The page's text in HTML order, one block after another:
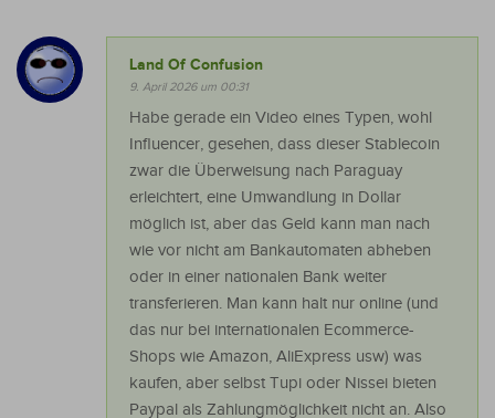
Land Of Confusion
9. April 2026 um 00:31
Habe gerade ein Video eines Typen, wohl
Influencer, gesehen, dass dieser Stablecoin
zwar die Überweisung nach Paraguay
erleichtert, eine Umwandlung in Dollar
möglich ist, aber das Geld kann man nach
wie vor nicht am Bankautomaten abheben
oder in einer nationalen Bank weiter
transferieren. Man kann halt nur online (und
das nur bei internationalen Ecommerce-
Shops wie Amazon, AliExpress usw) was
kaufen, aber selbst Tupi oder Nissei bieten
Paypal als Zahlungmöglichkeit nicht an. Also